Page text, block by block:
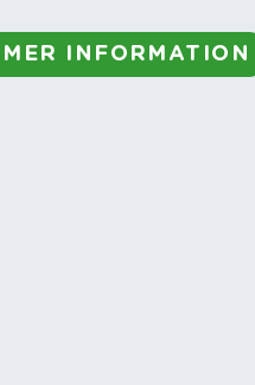
INFORMATION